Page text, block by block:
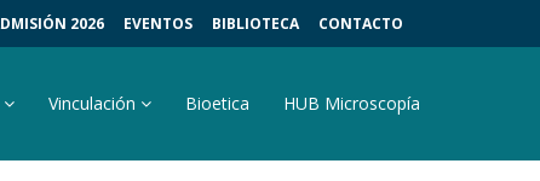
2026 EVENTOS BIBLIOTECA CONTACTO
Vinculación Bioetica HUB Microscopía